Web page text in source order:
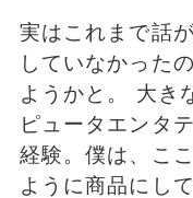
実はこれまで話
していなかった
ようかと。 大き
ピュータエンタ
経験。僕は、こ
ように商品にし